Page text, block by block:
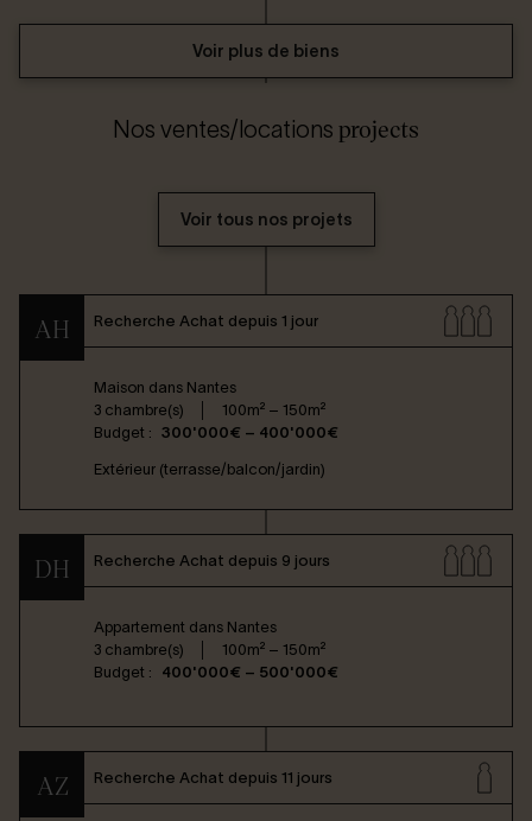
Voir plus de biens
Nos ventes/locations projects
Voir tous nos projets
AH Recherche Achat depuis 1 jour
Maison dans Nantes
3 chambre(s)
100m² – 150m²
Budget :
300'000€ – 400'000€
Extérieur (terrasse/balcon/jardin)
DH Recherche Achat depuis 9 jours
Appartement dans Nantes
3 chambre(s)
100m² – 150m²
Budget :
400'000€ – 500'000€
AZ Recherche Achat depuis 11 jours